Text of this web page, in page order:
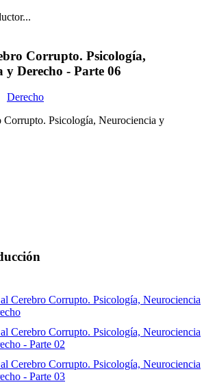
Corrupto. Psicología,
y Derecho - Parte 06
Derecho
Corrupto. Psicología, Neurociencia y
Cerebro Corrupto. Psicología, Neurociencia
Cerebro Corrupto. Psicología, Neurociencia
- Parte 02
Cerebro Corrupto. Psicología, Neurociencia
- Parte 03